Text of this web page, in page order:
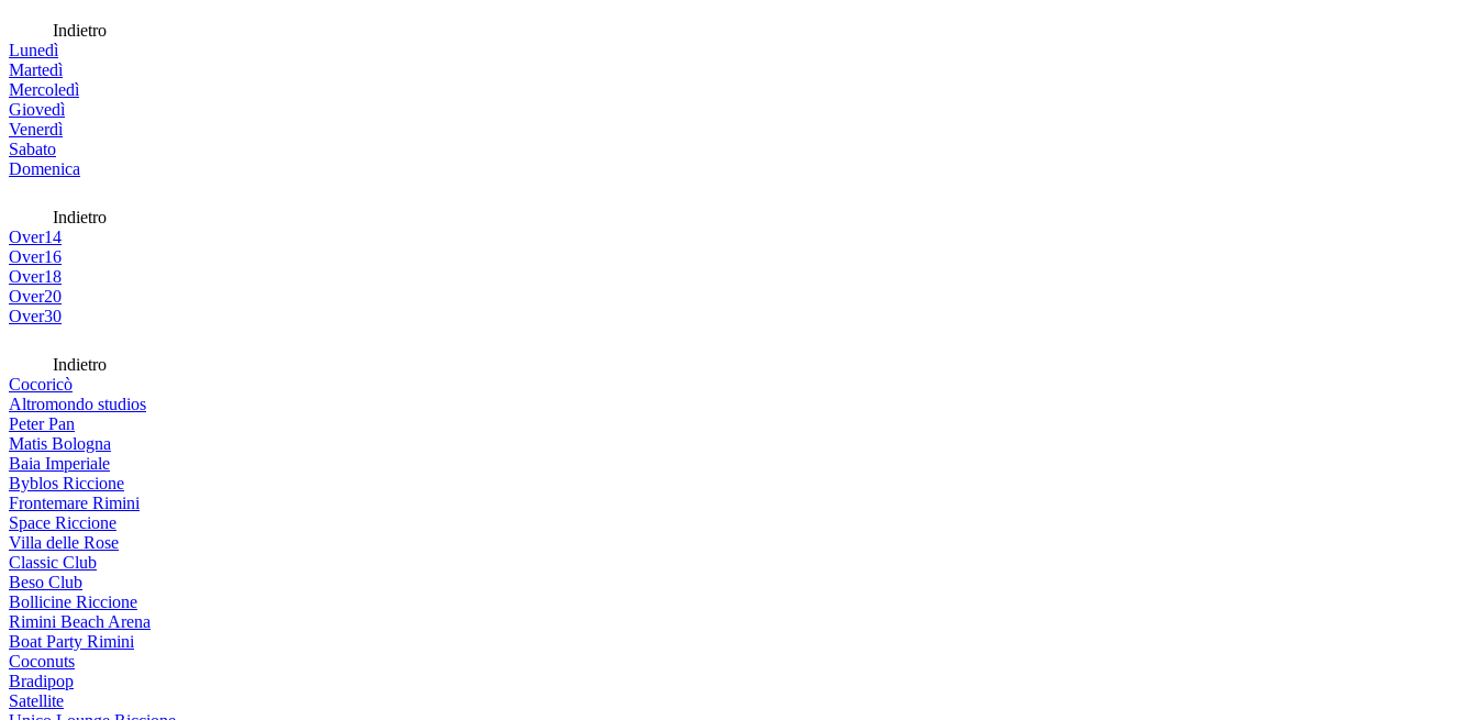
Indietro
Lunedì
Martedì
Mercoledì
Giovedì
Venerdì
Sabato
Domenica
Indietro
Over14
Over16
Over18
Over20
Over30
Indietro
Cocoricò
Altromondo studios
Peter Pan
Matis Bologna
Baia Imperiale
Byblos Riccione
Frontemare Rimini
Space Riccione
Villa delle Rose
Classic Club
Beso Club
Bollicine Riccione
Rimini Beach Arena
Boat Party Rimini
Coconuts
Bradipop
Satellite